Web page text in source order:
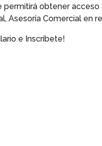
permitirá obtener acceso
Asesoría Comercial en
e Inscríbete!